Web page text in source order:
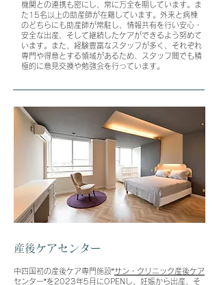
機関との連携も密にし、常に万全を期しています。ま
た15名以上の助産師が在籍しています。外来と病棟
のどちらにも助産師が常駐し、情報共有を行い安心・
安全な出産、そして継続したケアができるよう努めて
います。また、経験豊富なスタッフが多く、それぞれ
専門や得意とする領域があるため、スタッフ間でも積
極的に意見交換や勉強会を行っています。
産後ケアセンター
中四国初の産後ケア専門施設”サン・クリニック産後ケア
センター”を2023年5月にOPENし、妊娠から出産、そ